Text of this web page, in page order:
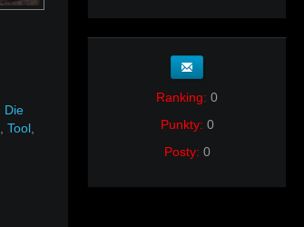
Die
Tool
Ranking: 0
Punkty: 0
Posty: 0